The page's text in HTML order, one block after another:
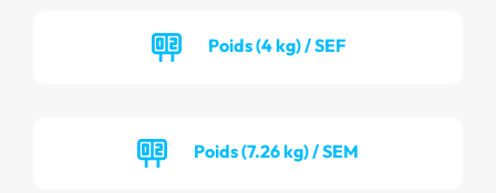
Poids (4 kg) / SEF
Poids (7.26 kg) / SEM